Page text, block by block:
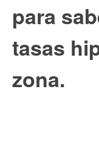
para
tasas
zona.